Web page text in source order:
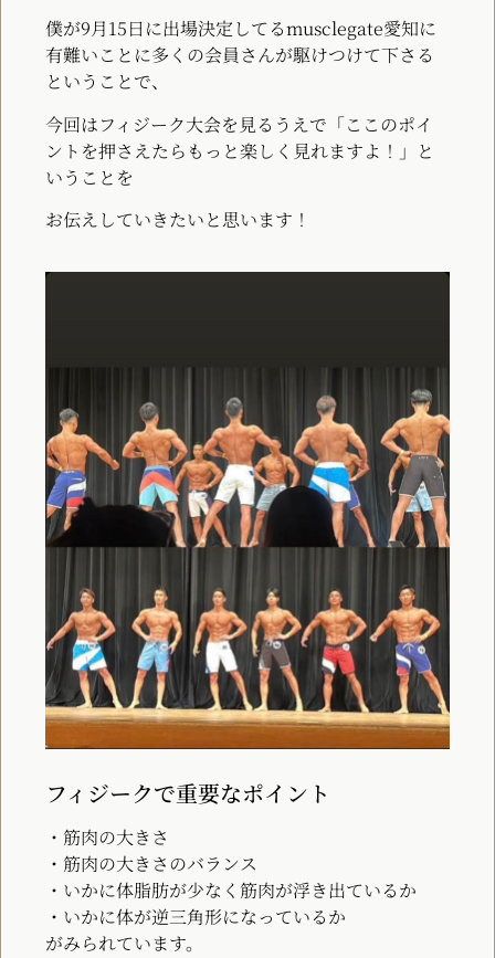
僕が9月15日に出場決定してるmusclegate愛知に
有難いことに多くの会員さんが駆けつけて下さる
ということで、
今回はフィジーク大会を見るうえで「ここのポイ
ントを押さえたらもっと楽しく見れますよ！」と
いうことを
お伝えしていきたいと思います！
フィジークで重要なポイント
・筋肉の大きさ
・筋肉の大きさのバランス
・いかに体脂肪が少なく筋肉が浮き出ているか
・いかに体が逆三角形になっているか
がみられています。